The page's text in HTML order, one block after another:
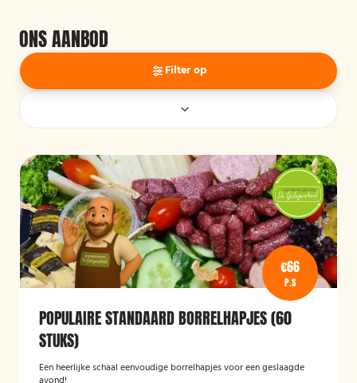
ONS AANBOD
Filter op
€66
P.S
POPULAIRE STANDAARD BORRELHAPJES (60
STUKS)
Een heerlijke schaal eenvoudige borrelhapjes voor een geslaagde